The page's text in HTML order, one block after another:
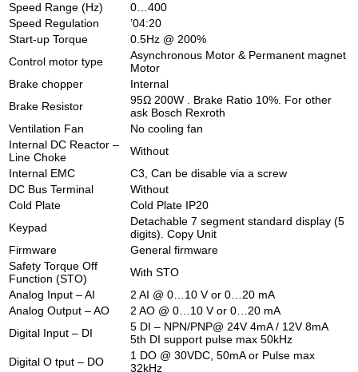
Speed Range (Hz)
0…400
Speed Regulation
’04:20
Start-up Torque
0.5Hz @ 200%
Control motor type
Asynchronous Motor & Permanent magnet
Motor
Brake chopper
Internal
Brake Resistor
95Ω 200W . Brake Ratio 10%. For other
ask Bosch Rexroth
Ventilation Fan
No cooling fan
Internal DC Reactor –
Line Choke
Without
Internal EMC
C3, Can be disable via a screw
DC Bus Terminal
Without
Cold Plate
Cold Plate IP20
Keypad
Detachable 7 segment standard display (5
digits). Copy Unit
Firmware
General firmware
Safety Torque Off
Function (STO)
With STO
Analog Input – AI
2 AI @ 0…10 V or 0…20 mA
Analog Output – AO
2 AO @ 0…10 V or 0…20 mA
Digital Input – DI
5 DI – NPN/PNP@ 24V 4mA / 12V 8mA
5th DI support pulse max 50kHz
Digital O tput – DO
1 DO @ 30VDC, 50mA or Pulse max
32kHz